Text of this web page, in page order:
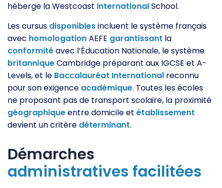
héberge la Westcoast InternationalSchool.
Les cursus disponiblesincluent le système français
avec homologationAEFE garantissant la
conformitéavec l’Éducation Nationale, le système
britanniqueCambridge préparant aux IGCSE et A-
Levels, et le Baccalauréat International reconnu
pour son exigence académique. Toutes les écoles
ne proposant pas de transport scolaire, la proximité
géographiqueentre domicile et établissement
devient un critère déterminant.
Démarches
administratives facilitées